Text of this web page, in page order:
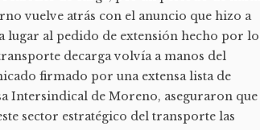
vuelve atrás con el anuncio que hizo a
lugar al pedido de extensión hecho por
decarga volvía a manos del
firmado por una extensa lista de
Intersindical de Moreno, aseguraron que
sector estratégico del transporte las